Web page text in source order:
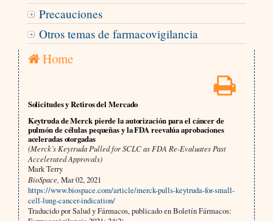
Precauciones
Otros temas de farmacovigilancia
Home
Solicitudes y Retiros del Mercado
Keytruda de Merck pierde la autorización para el cáncer de
pulmón de células pequeñas y la FDA reevalúa aprobaciones
aceleradas otorgadas
(Merck’s Keytruda Pulled for SCLC as FDA Re-Evaluates Past
Accelerated Approvals)
Mark Terry
BioSpace, Mar 02, 2021
https://www.biospace.com/article/merck-pulls-keytruda-for-small-
cell-lung-cancer-indication/
Traducido por Salud y Fármacos, publicado en Boletín Fármacos: